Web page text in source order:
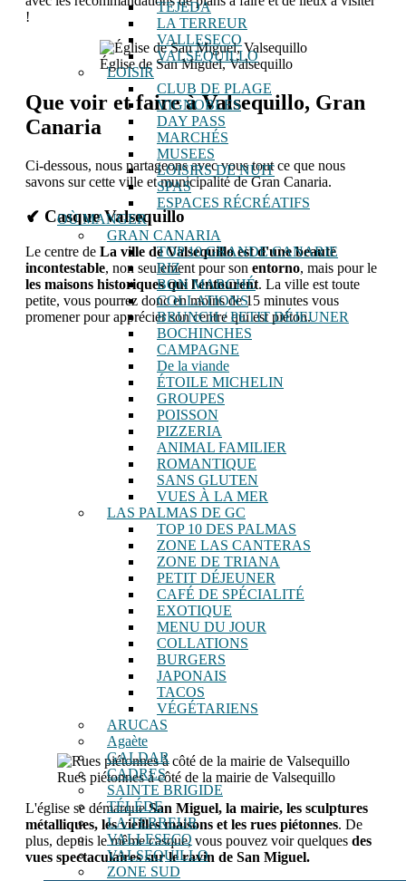
TEJÉDA
LA TERREUR
VALLESECO
VALSEQUILLO
LOISIR
CLUB DE PLAGE
VIGNOBLES
DAY PASS
MARCHÉS
MUSEES
LOISIRS DE NUIT
SPAS
ESPACES RÉCRÉATIFS
OÙ MANGER
GRAN CANARIA
TOP 10 GRANDE CANARIE
RIZ
BON MARCHÉ
COLLATIONS
BRUNCH / PETIT DÉJEUNER
BOCHINCHES
CAMPAGNE
De la viande
ÉTOILE MICHELIN
GROUPES
POISSON
PIZZERIA
ANIMAL FAMILIER
ROMANTIQUE
SANS GLUTEN
VUES À LA MER
LAS PALMAS DE GC
TOP 10 DES PALMAS
ZONE LAS CANTERAS
ZONE DE TRIANA
PETIT DÉJEUNER
CAFÉ DE SPÉCIALITÉ
EXOTIQUE
MENU DU JOUR
COLLATIONS
BURGERS
JAPONAIS
TACOS
VÉGÉTARIENS
ARUCAS
Agaète
GALDAR
CADRES
SAINTE BRIGIDE
TÉLÉDE
LA TERREUR
VALLESECO
VALSEQUILLO
ZONE SUD
!
Église de San Miguel, Valsequillo
Que voir et faire à Valsequillo, Gran
Canaria
Ci-dessous, nous partageons avec vous tout ce que nous
savons sur cette ville et municipalité de Gran Canaria.
✔ Casque Valsequillo
Le centre de La ville de Valsequillo est d'une beauté
incontestable, non seulement pour son entorno, mais pour le
les maisons historiques qui l'entourent. La ville est toute
petite, vous pourrez donc en moins de 15 minutes vous
promener pour apprécier son centre qui est piéton.
Rues piétonnes à côté de la mairie de Valsequillo
L'église se démarqueSan Miguel, la mairie, les sculptures
métalliques, les vieilles maisons et les rues piétonnes. De
plus, depuis le même casque, vous pouvez voir quelques des
vues spectaculaires sur le ravin de San Miguel.